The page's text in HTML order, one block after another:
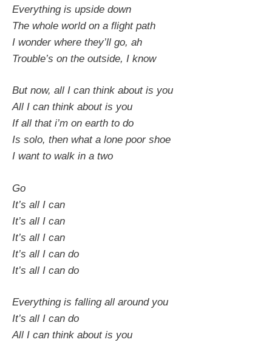
Everything is upside down
The whole world on a flight path
I wonder where they’ll go, ah
Trouble’s on the outside, I know
But now, all I can think about is you
All I can think about is you
If all that i’m on earth to do
Is solo, then what a lone poor shoe
I want to walk in a two
Go
It’s all I can
It’s all I can
It’s all I can
It’s all I can do
It’s all I can do
Everything is falling all around you
It’s all I can do
All I can think about is you